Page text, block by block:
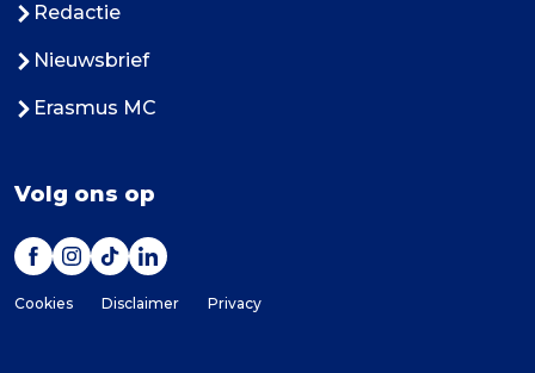
Redactie
Nieuwsbrief
Erasmus MC
Volg ons op
Cookies Disclaimer Privacy